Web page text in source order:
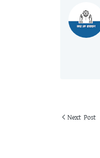
Next Post